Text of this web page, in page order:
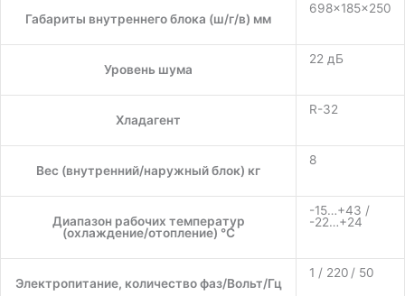
Габариты внутреннего блока (ш/г/в) мм
698×185×250
Уровень шума
22 дБ
Хладагент
R-32
Вес (внутренний/наружный блок) кг
8
Диапазон рабочих температур
(охлаждение/отопление) °C
-15…+43 /
-22…+24
Электропитание, количество фаз/Вольт/Гц
1 / 220 / 50